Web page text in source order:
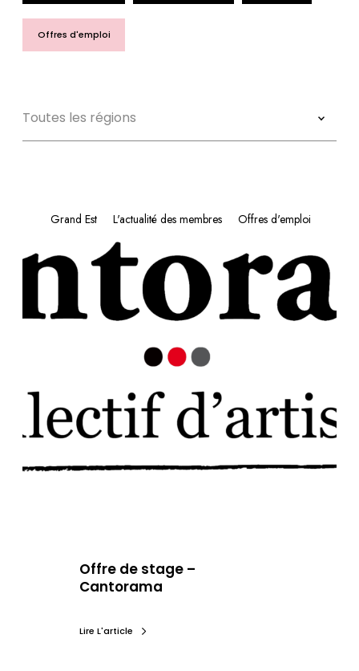
Offres d'emploi
Grand Est L'actualité des membres Offres d'emploi
Offre de stage –
Cantorama
Lire L'article